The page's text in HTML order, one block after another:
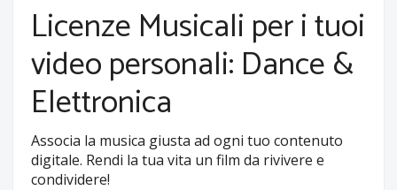
Licenze Musicali per i tuoi
video personali: Dance &
Elettronica
Associa la musica giusta ad ogni tuo contenuto
digitale. Rendi la tua vita un film da rivivere e
condividere!